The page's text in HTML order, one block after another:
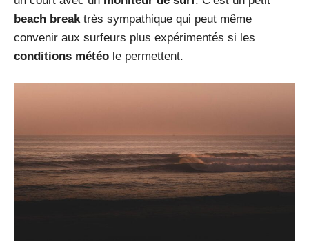
beach breaktrès sympathique qui peut même
convenir aux surfeurs plus expérimentés si les
conditions météo le permettent.